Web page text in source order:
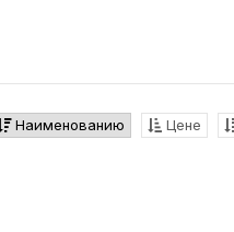
Наименованию Цене